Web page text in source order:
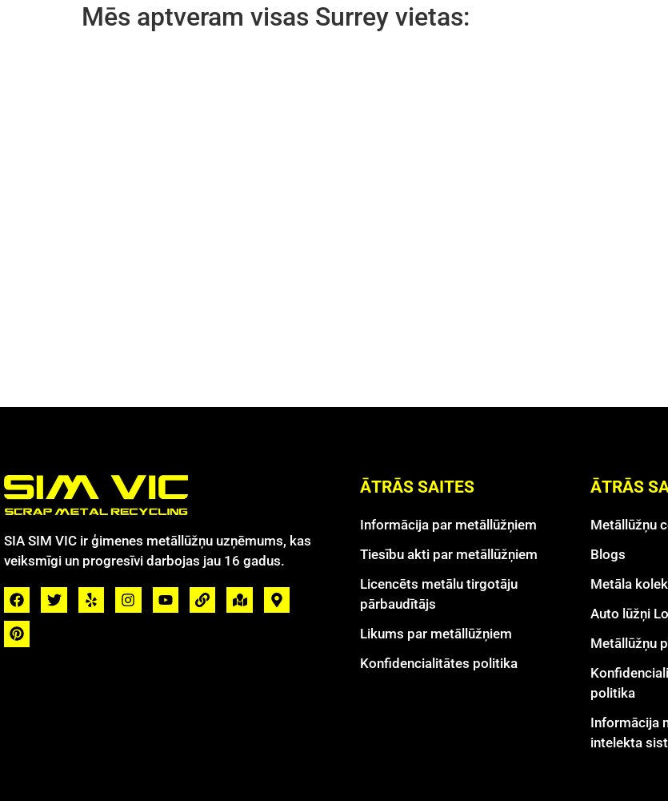
Mēs aptveram visas Surrey vietas:
SIA SIM VIC ir ģimenes metāllūžņu uzņēmums, kas
veiksmīgi un progresīvi darbojas jau 16 gadus.
ĀTRĀS SAITES
Informācija par metāllūžņiem
Tiesību akti par metāllūžņiem
Licencēts metālu tirgotāju
pārbaudītājs
Likums par metāllūžņiem
Konfidencialitātes politika
ĀTRĀS
Metāllūžņu
Blogs
Metāla
Auto lūžņi
Metāllūžņu
politika
Informācija
intelekta